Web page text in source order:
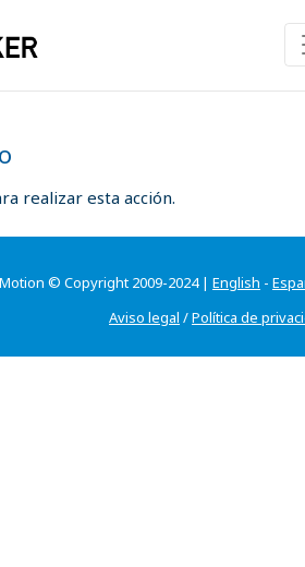
realizar esta acción.
© Copyright 2009-2024 | English -
Aviso legal /Política de